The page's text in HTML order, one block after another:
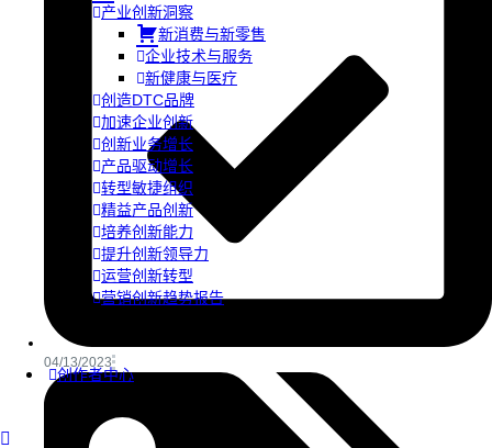
产业创新洞察
新消费与新零售
企业技术与服务
新健康与医疗
创造DTC品牌
加速企业创新
创新业务增长
产品驱动增长
转型敏捷组织
精益产品创新
培养创新能力
提升创新领导力
运营创新转型
营销创新趋势报告
创作者中心
04/13/2023